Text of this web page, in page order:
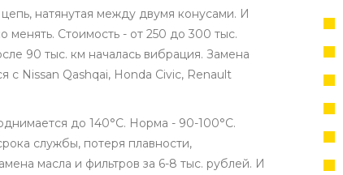
натянутая между двумя конусами. И
менять. Стоимость - от 250 до 300 тыс.
90 тыс. км началась вибрация. Замена
с Nissan Qashqai, Honda Civic, Renault
до 140°C. Норма - 90-100°C.
службы, потеря плавности,
масла и фильтров за 6-8 тыс. рублей. И